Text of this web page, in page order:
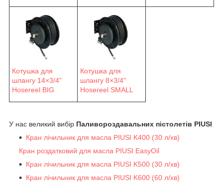
Котушка для
шлангу 14×3/4"
Hosereel BIG
Котушка для
шлангу 8×3/4"
Hosereel SMALL
У нас великий вибір Паливороздавальних пістолетів PIUSI
Кран лічильник для масла PIUSI K400 (30 л/хв)
Кран роздатковий для масла PIUSI EasyOil
Кран лічильник для масла PIUSI K500 (30 л/хв)
Кран лічильник для масла PIUSI K600 (60 л/хв)